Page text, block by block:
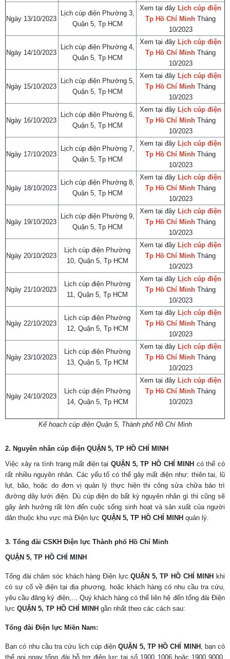
Ngày 13/10/2023
Lịch cúp điện Phường 3,
Quận 5, Tp HCM
Xem tại đây Lịch cúp điện
Tp Hồ Chí Minh Tháng
10/2023
Ngày 14/10/2023
Lịch cúp điện Phường 4,
Quận 5, Tp HCM
Xem tại đây Lịch cúp điện
Tp Hồ Chí Minh Tháng
10/2023
Ngày 15/10/2023
Lịch cúp điện Phường 5,
Quận 5, Tp HCM
Xem tại đây Lịch cúp điện
Tp Hồ Chí Minh Tháng
10/2023
Ngày 16/10/2023
Lịch cúp điện Phường 6,
Quận 5, Tp HCM
Xem tại đây Lịch cúp điện
Tp Hồ Chí Minh Tháng
10/2023
Ngày 17/10/2023
Lịch cúp điện Phường 7,
Quận 5, Tp HCM
Xem tại đây Lịch cúp điện
Tp Hồ Chí Minh Tháng
10/2023
Ngày 18/10/2023
Lịch cúp điện Phường 8,
Quận 5, Tp HCM
Xem tại đây Lịch cúp điện
Tp Hồ Chí Minh Tháng
10/2023
Ngày 19/10/2023
Lịch cúp điện Phường 9,
Quận 5, Tp HCM
Xem tại đây Lịch cúp điện
Tp Hồ Chí Minh Tháng
10/2023
Ngày 20/10/2023
Lịch cúp điện Phường
10, Quận 5, Tp HCM
Xem tại đây Lịch cúp điện
Tp Hồ Chí Minh Tháng
10/2023
Ngày 21/10/2023
Lịch cúp điện Phường
11, Quận 5, Tp HCM
Xem tại đây Lịch cúp điện
Tp Hồ Chí Minh Tháng
10/2023
Ngày 22/10/2023
Lịch cúp điện Phường
12, Quận 5, Tp HCM
Xem tại đây Lịch cúp điện
Tp Hồ Chí Minh Tháng
10/2023
Ngày 23/10/2023
Lịch cúp điện Phường
13, Quận 5, Tp HCM
Xem tại đây Lịch cúp điện
Tp Hồ Chí Minh Tháng
10/2023
Ngày 24/10/2023
Lịch cúp điện Phường
14, Quận 5, Tp HCM
Xem tại đây Lịch cúp điện
Tp Hồ Chí Minh Tháng
10/2023
Kế hoạch cúp điện Quận 5, Thành phố Hồ Chí Minh
2. Nguyên nhân cúp điện QUẬN 5, TP HỒ CHÍ MINH
Việc xảy ra tình trạng mất điện tại QUẬN 5, TP HỒ CHÍ MINH có thể có
rất nhiều nguyên nhân. Các yếu tố có thể gây mất điện như: thiên tai, lũ
lụt, bão, hoặc do đơn vị quản lý thực hiện thi công sửa chữa bảo trì
đường dây lưới điện. Dù cúp điện do bất kỳ nguyên nhân gì thì cũng sẽ
gây ảnh hưởng rất lớn đến cuộc sống sinh hoạt và sản xuất của người
dân thuộc khu vực mà Điện lực QUẬN 5, TP HỒ CHÍ MINH quản lý.
3. Tổng đài CSKH Điện lực Thành phố Hồ Chí Minh
QUẬN 5, TP HỒ CHÍ MINH
Tổng đài chăm sóc khách hàng Điện lựcQUẬN 5, TP HỒ CHÍ MINH khi
có sự cố về điện tại địa phương, hoặc khách hàng có nhu cầu tra cứu,
yêu cầu đăng ký điện,... Quý khách hàng có thể liên hệ đến tổng đài Điện
lực QUẬN 5, TP HỒ CHÍ MINH gần nhất theo các cách sau:
Tổng đài Điện lực Miền Nam:
Bạn có nhu cầu tra cứu lịch cúp điệnQUẬN 5, TP HỒ CHÍ MINH, bạn có
thể gọi ngay tổng đài hỗ trợ điện lực tại số 1900 1006 hoặc 1900 9000.